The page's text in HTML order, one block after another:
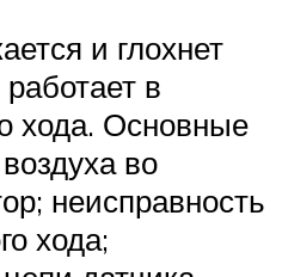
и глохнет
в
хода. Основные
во
неисправность
хода;